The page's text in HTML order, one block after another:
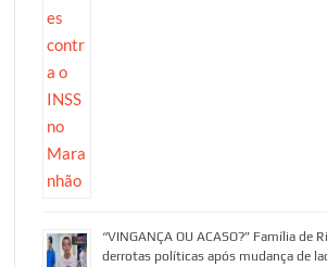
“VINGANÇA OU ACASO?” Família de
derrotas políticas após mudança de